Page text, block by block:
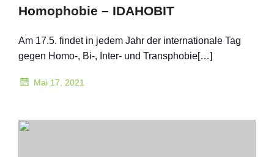
Homophobie – IDAHOBIT
Am 17.5. findet in jedem Jahr der internationale Tag
gegen Homo-, Bi-, Inter- und Transphobie[…]
Mai 17, 2021